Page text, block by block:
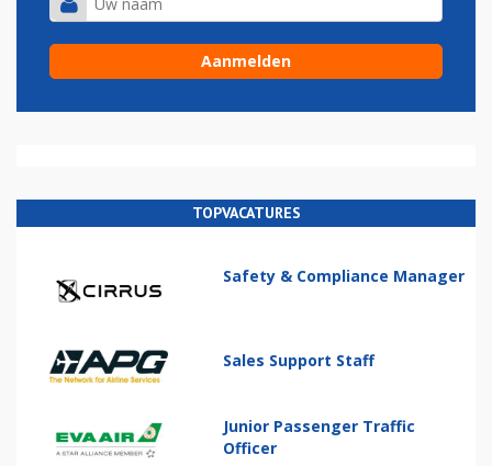
TOPVACATURES
Safety & Compliance Manager
Sales Support Staff
Junior Passenger Traffic
Officer